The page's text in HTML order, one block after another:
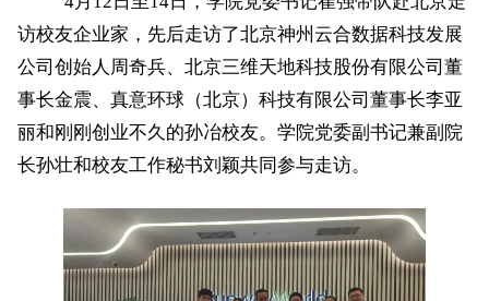
访校友企业家，先后走访了北京神州云合数据科技发展
公司创始人周奇兵、北京三维天地科技股份有限公司董
事长金震、真意环球（北京）科技有限公司董事长李亚
丽和刚刚创业不久的孙冶校友。学院党委副书记兼副院
长孙壮和校友工作秘书刘颖共同参与走访。